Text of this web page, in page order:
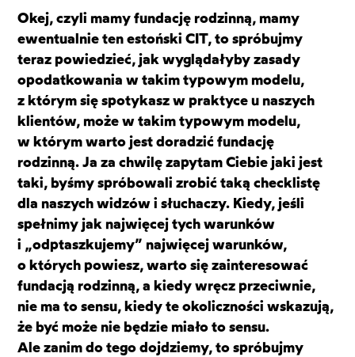
Okej, czyli mamy fundację rodzinną, mamy
ewentualnie ten estoński CIT, to spróbujmy
teraz powiedzieć, jak wyglądałyby zasady
opodatkowania w takim typowym modelu,
z którym się spotykasz w praktyce u naszych
klientów, może w takim typowym modelu,
w którym warto jest doradzić fundację
rodzinną. Ja za chwilę zapytam Ciebie jaki jest
taki, byśmy spróbowali zrobić taką checklistę
dla naszych widzów i słuchaczy. Kiedy, jeśli
spełnimy jak najwięcej tych warunków
i „odptaszkujemy” najwięcej warunków,
o których powiesz, warto się zainteresować
fundacją rodzinną, a kiedy wręcz przeciwnie,
nie ma to sensu, kiedy te okoliczności wskazują,
że być może nie będzie miało to sensu.
Ale zanim do tego dojdziemy, to spróbujmy